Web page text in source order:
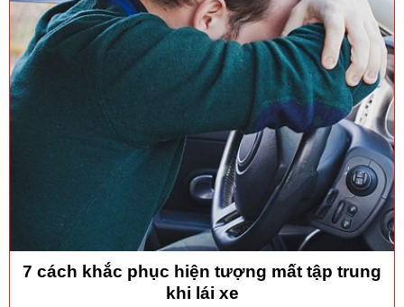
7 cách khắc phục hiện tượng mất tập trung
khi lái xe